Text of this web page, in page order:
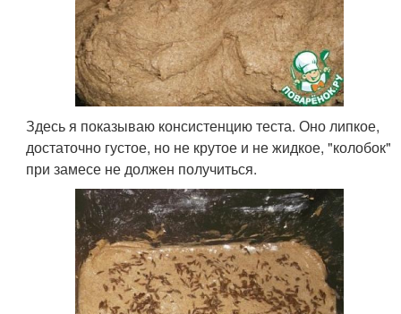
Здесь я показываю консистенцию теста. Оно липкое,
достаточно густое, но не крутое и не жидкое, "колобок"
при замесе не должен получиться.